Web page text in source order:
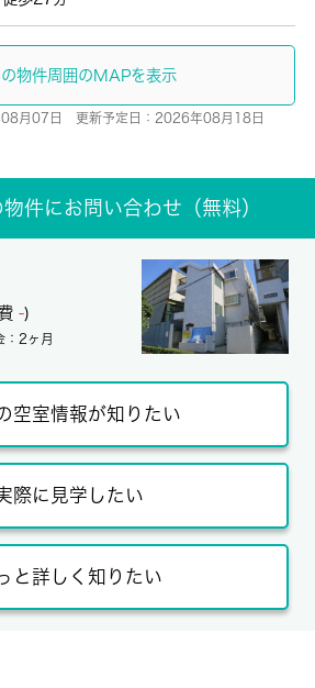
の物件周囲のMAPを表示
08月07日 更新予定日：2026年08月18日
物件にお問い合わせ（無料）
-)
：2ヶ月
空室情報が知りたい
際に見学したい
と詳しく知りたい